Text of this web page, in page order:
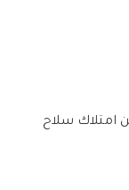
امتلاك سلاح